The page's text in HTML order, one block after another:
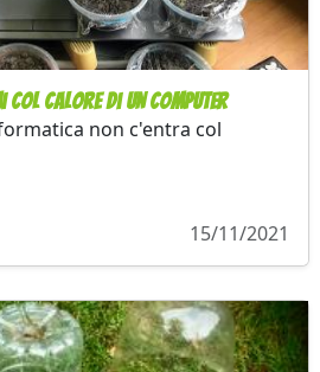
col calore di un computer
non c'entra col
15/11/2021